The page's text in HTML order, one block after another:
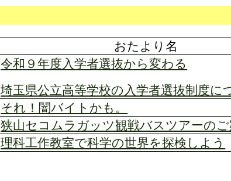
おたより名
令和９年度入学者選抜から変わる
埼玉県公立高等学校の入学者選抜制度に
それ！闇バイトかも。
狭山セコムラガッツ観戦バスツアーのご
理科工作教室で科学の世界を探検しよう